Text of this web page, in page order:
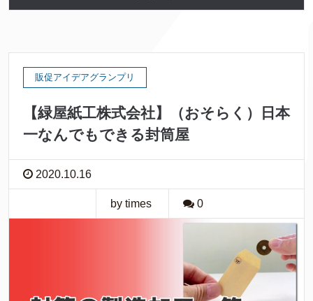
販促アイデアグランプリ
【緑屋紙工株式会社】（おそらく）日本
一なんでもできる封筒屋
2020.10.16
by times 0